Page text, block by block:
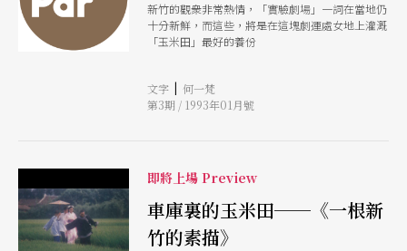
新竹的觀衆非常熱情，「實驗劇場」一詞在當地仍
十分新鮮，而這些，將是在這塊劇運處女地上灌溉
「玉米田」最好的養份
文字 | 何一梵
第3期 / 1993年01月號
即將上場 Preview
車庫裏的玉米田──《一根新
竹的素描》